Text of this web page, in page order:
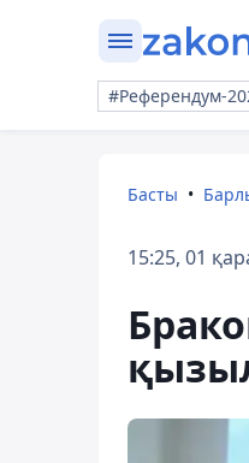
#Референдум-
Басты
15:25, 01